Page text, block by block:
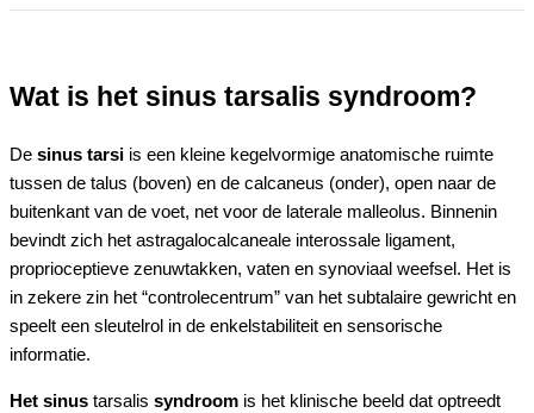
Wat is het sinus tarsalis syndroom?
De sinus tarsi is een kleine kegelvormige anatomische ruimte
tussen de talus (boven) en de calcaneus (onder), open naar de
buitenkant van de voet, net voor de laterale malleolus. Binnenin
bevindt zich het astragalocalcaneale interossale ligament,
proprioceptieve zenuwtakken, vaten en synoviaal weefsel. Het is
in zekere zin het “controlecentrum” van het subtalaire gewricht en
speelt een sleutelrol in de enkelstabiliteit en sensorische
informatie.
Het sinus tarsalis syndroom is het klinische beeld dat optreedt